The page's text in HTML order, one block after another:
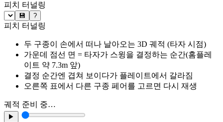
피치 터널링
💾 ?
피치 터널링
두 구종이 손에서 떠나 날아오는 3D 궤적 (타자 시점)
가운데 점선 면 = 타자가 스윙을 결정하는 순간(홈플레
이트 약 7.3m 앞)
결정 순간엔 겹쳐 보이다가 플레이트에서 갈라짐
오른쪽 표에서 다른 구종 페어를 고르면 다시 재생
궤적 준비 중…
▶